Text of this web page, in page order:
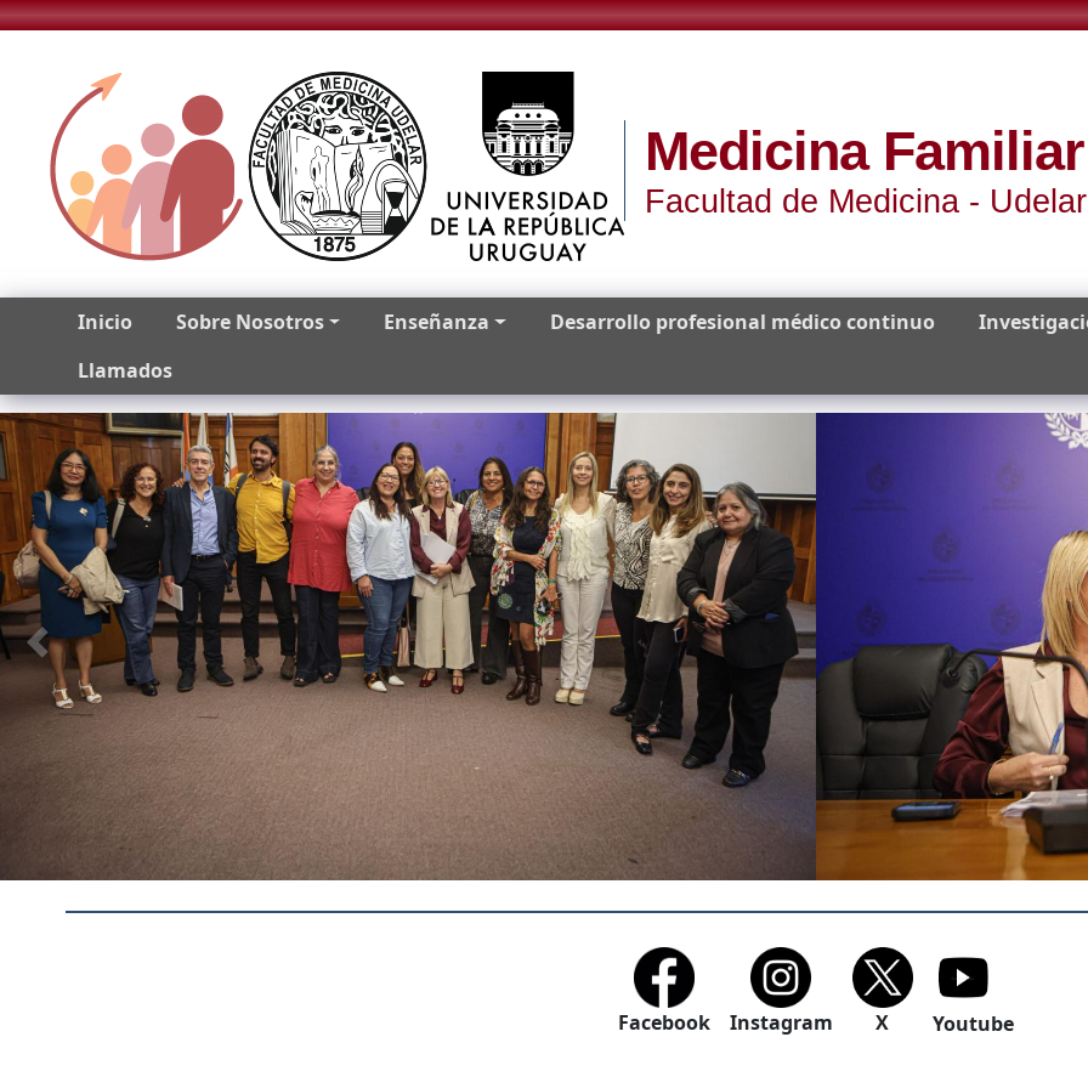
Pasar al contenido principal
Medicina
Facultad de Medicina - Udelar
Main navigation
Inicio Sobre Nosotros Enseñanza Desarrollo profesional médico continuo
Llamados
Anterior
Facebook Instagram X Youtube